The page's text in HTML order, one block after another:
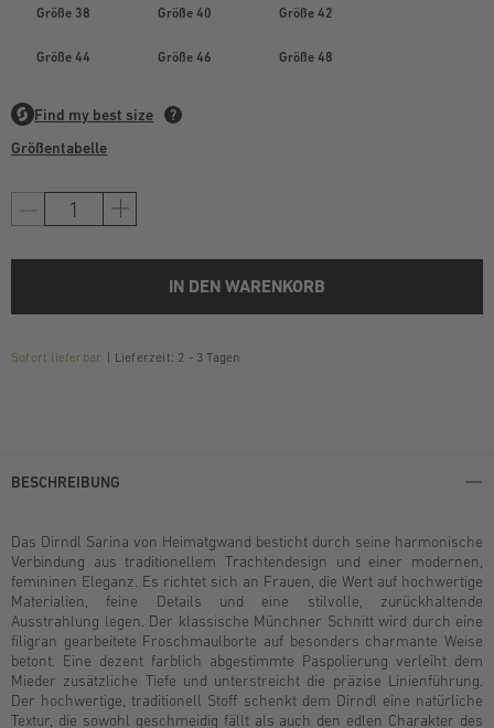
Größe 38 Größe 40 Größe 42
Größe 44 Größe 46 Größe 48
Größentabelle
IN DEN WARENKORB
Sofort lieferbar Lieferzeit: 2 - 3 Tagen
BESCHREIBUNG
Das Dirndl Sarina von Heimatgwand besticht durch seine harmonische
Verbindung aus traditionellem Trachtendesign und einer modernen,
femininen Eleganz. Es richtet sich an Frauen, die Wert auf hochwertige
Materialien, feine Details und eine stilvolle, zurückhaltende
Ausstrahlung legen. Der klassische Münchner Schnitt wird durch eine
filigran gearbeitete Froschmaulborte auf besonders charmante Weise
betont. Eine dezent farblich abgestimmte Paspolierung verleiht dem
Mieder zusätzliche Tiefe und unterstreicht die präzise Linienführung.
Der hochwertige, traditionell Stoff schenkt dem Dirndl eine natürliche
Textur, die sowohl geschmeidig fällt als auch den edlen Charakter des